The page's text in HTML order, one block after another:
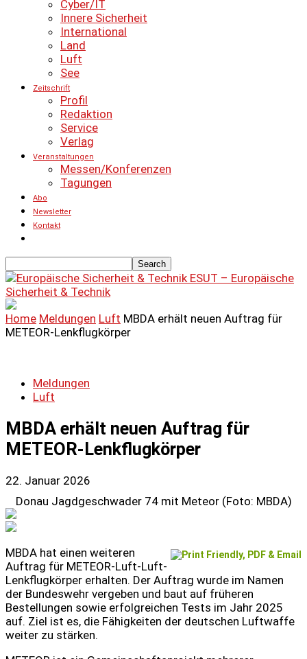
Cyber/IT
Innere Sicherheit
International
Land
Luft
See
Zeitschrift
Profil
Redaktion
Service
Verlag
Veranstaltungen
Messen/Konferenzen
Tagungen
Abo
Newsletter
Kontakt
ESUT – Europäische
Sicherheit & Technik
Home Meldungen Luft MBDA erhält neuen Auftrag für
METEOR-Lenkflugkörper
Meldungen
Luft
MBDA erhält neuen Auftrag für
METEOR-Lenkflugkörper
22. Januar 2026
Donau Jagdgeschwader 74 mit Meteor (Foto: MBDA)
MBDA hat einen weiteren
Auftrag für METEOR-Luft-Luft-
Lenkflugkörper erhalten. Der Auftrag wurde im Namen
der Bundeswehr vergeben und baut auf früheren
Bestellungen sowie erfolgreichen Tests im Jahr 2025
auf. Ziel ist es, die Fähigkeiten der deutschen Luftwaffe
weiter zu stärken.